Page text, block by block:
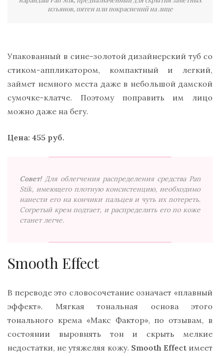
изъянов, пятен или покраснений на лице
Упакованный в сине-золотой дизайнерский туб со
стиком-аппликатором, компактный и легкий,
займет немного места даже в небольшой дамской
сумочке-клатче. Поэтому поправить им лицо
можно даже на бегу.
Цена: 455 руб.
Совет! Для облегчения распределения средства Pan
Stik, имеющего плотную консистенцию, необходимо
нанести его на кончики пальцев и чуть их потереть.
Согретый крем подтает, и распределить его по коже
станет легче.
Smooth Effect
В переводе это словосочетание означает «плавный
эффект». Мягкая тональная основа этого
тонального крема «Макс Фактор», по отзывам, в
состоянии выровнять тон и скрыть мелкие
недостатки, не утяжеляя кожу. Smooth Effectимеет